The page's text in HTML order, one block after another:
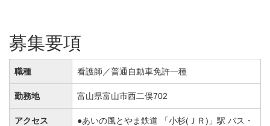
募集要項
職種 看護師／普通自動車免許一種
勤務地 富山県富山市西二俣702
アクセス
●あいの風とやま鉄道 「小杉(ＪＲ)」駅 バス・